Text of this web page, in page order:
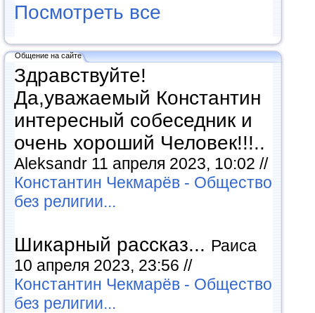
Посмотреть все
Общение на сайте
Здравствуйте!
Да,уважаемый Константин
интересный собеседник и
очень хороший Человек!!!..
Aleksandr 11 апреля 2023, 10:02 //
Константин Чекмарёв - Общество
без религии...
Шикарный рассказ... Раиса
10 апреля 2023, 23:56 //
Константин Чекмарёв - Общество
без религии...